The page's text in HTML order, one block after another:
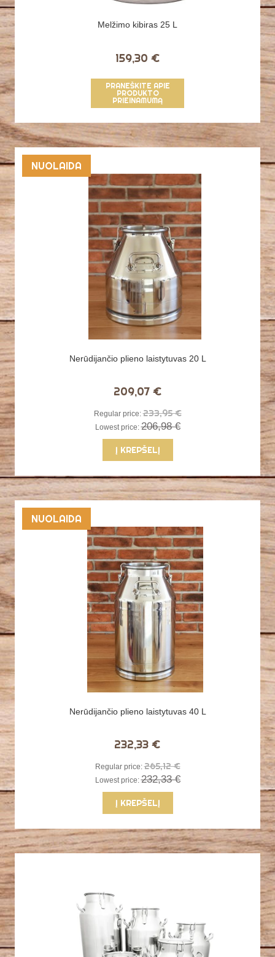
Melžimo kibiras 25 L
159,30 €
PRANEŠKITE APIE
PRODUKTO
PRIEINAMUMĄ
Nerūdijančio plieno laistytuvas 20 L
209,07 €
Regular price:233,95 €
Lowest price:206,98 €
Į KREPŠELĮ
NUOLAIDA
Nerūdijančio plieno laistytuvas 40 L
232,33 €
Regular price:265,12 €
Lowest price:232,33 €
Į KREPŠELĮ
NUOLAIDA